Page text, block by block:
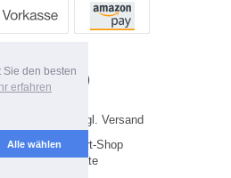
den besten
erfahren
Alle wählen
MwSt. evtl. zzgl. Versand
by HP's Sport-Shop
Shop by Shopgate